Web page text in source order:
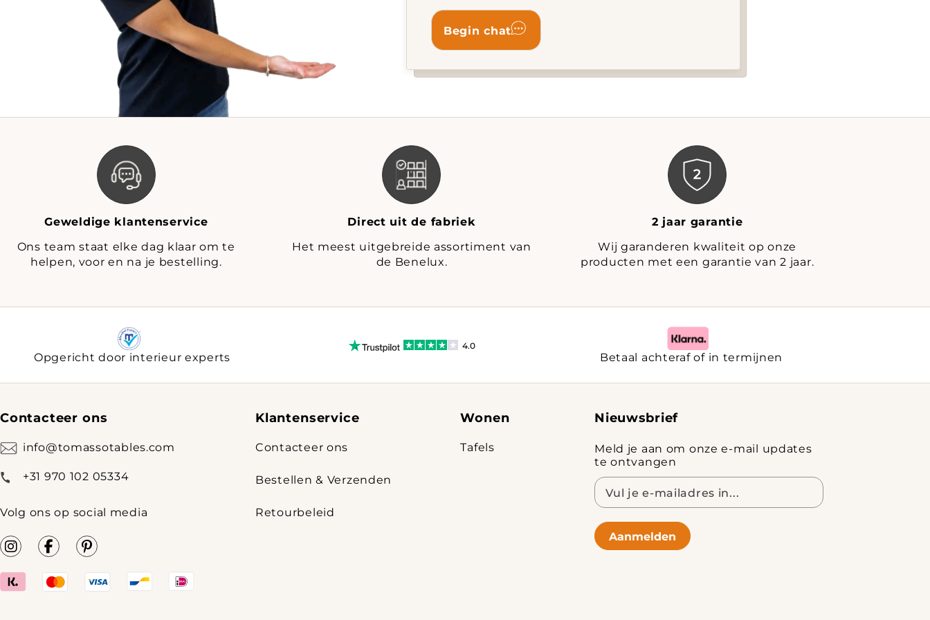
Geweldige klantenservice
Ons team staat elke dag klaar om te
helpen, voor en na je bestelling.
Direct uit de fabriek
Het meest uitgebreide assortiment van
de Benelux.
2 jaar garantie
Wij garanderen kwaliteit op onze
producten met een garantie van 2 jaar.
Opgericht door interieur experts
4.0
Betaal achteraf of in termijnen
Contacteer ons
info@tomassotables.com
+31 970 102 05334
Volg ons op social media
Klantenservice
Contacteer ons
Bestellen & Verzenden
Retourbeleid
Wonen
Tafels
Nieuwsbrief
Meld je aan om onze e-mail updates
te ontvangen
E-
mailadres
Aanmelden